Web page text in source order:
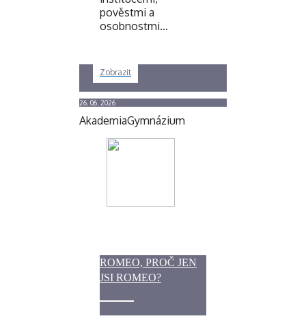
pověstmi a
osobnostmi…
Zobrazit
26. 06. 2026
AkademiaGymnázium
ROMEO, PROČ JEN
JSI ROMEO?